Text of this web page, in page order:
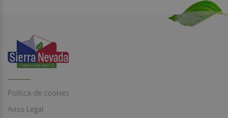
Política de cookies
Aviso Legal